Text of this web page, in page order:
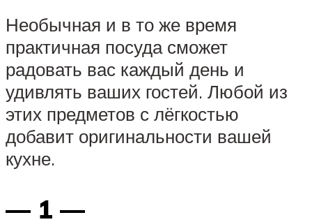
Необычная и в то же время
практичная посуда сможет
радовать вас каждый день и
удивлять ваших гостей. Любой из
этих предметов с лёгкостью
добавит оригинальности вашей
кухне.
— 1 —